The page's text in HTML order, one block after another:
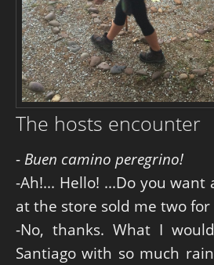
The hosts encounter
- Buen camino peregrino!
-Ah!... Hello! ...Do you want
at the store sold me two
-No, thanks. What I
Santiago with so much